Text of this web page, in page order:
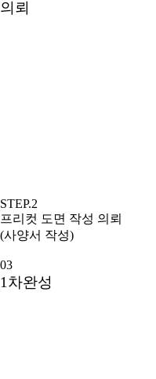
의뢰
STEP.2
프리컷 도면 작성 의뢰
(사양서 작성)
03
1차완성